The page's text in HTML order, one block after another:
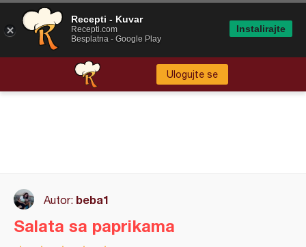
Ulogujte se
Autor: beba1
Salata sa paprikama
Recepti - Kuvar
Recepti.com
Besplatna - Google Play
Instalirajte